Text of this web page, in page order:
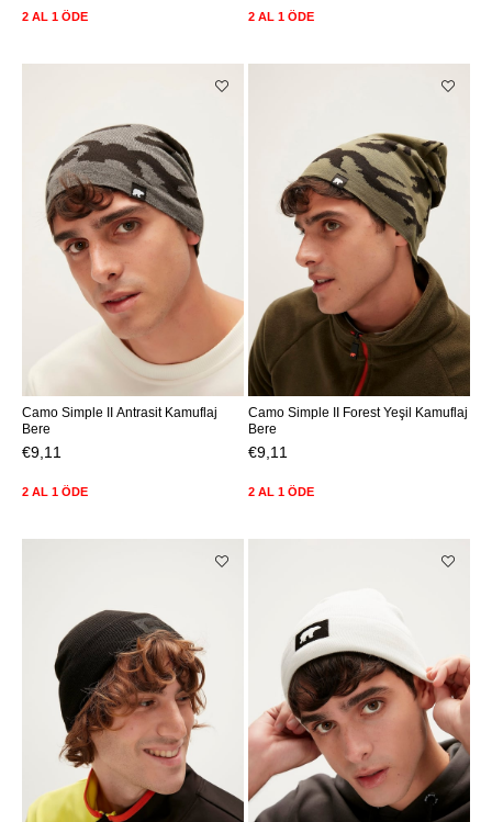
2 AL 1 ÖDE 2 AL 1 ÖDE
Camo Simple II Antrasit Kamuflaj
Bere
€9,11
2 AL 1 ÖDE
Camo Simple II Forest Yeşil Kamuflaj
Bere
€9,11
2 AL 1 ÖDE